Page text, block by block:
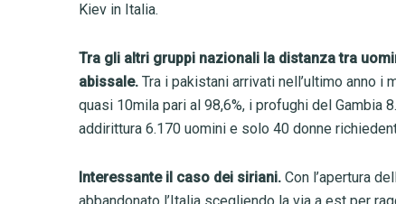
Kiev in Italia.
Tra gli altri gruppi nazionali la distanza tra
abissale. Tra i pakistani arrivati nell’ultimo anno i
quasi 10mila pari al 98,6%, i profughi del Gambia
addirittura 6.170 uomini e solo 40 donne
Interessante il caso dei siriani. Con l’apertura